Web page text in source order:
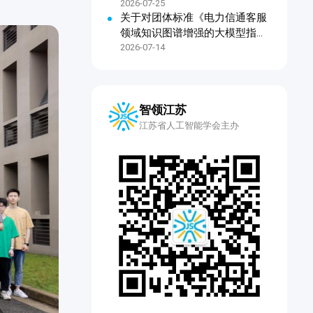
2026-07-25
关于对团体标准《电力信通客服
领域知识图谱增强的大模型指令
微调技术规范》公开征求意见的
2026-07-14
智领江苏
江苏省人工智能学会主办